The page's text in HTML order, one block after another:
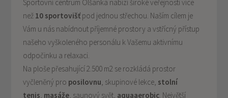
Sportovní centrum Olšanka nabízí široké veřejnosti více
než
10 sportovišť
pod jednou střechou. Naším cílem je
Vám u nás nabídnout příjemné prostory a vstřícný přístup
našeho vyškoleného personálu k Vašemu aktivnímu
odpočinku a relaxaci.
Na ploše přesahující 2.500 m2 se rozkládá prostor
vyčleněný pro
posilovnu , skupinové lekce,
stolní